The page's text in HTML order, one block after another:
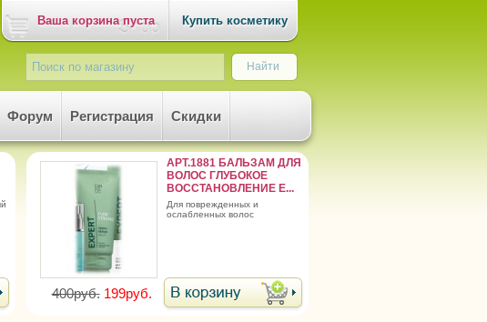
Форум Регистрация Скидки
АРТ.1881 БАЛЬЗАМ ДЛЯ
ВОЛОС ГЛУБОКОЕ
ВОССТАНОВЛЕНИЕ E...
для поврежденных и
ослабленных волос
400руб. 199руб.
Ваша корзина пуста Купить косметику